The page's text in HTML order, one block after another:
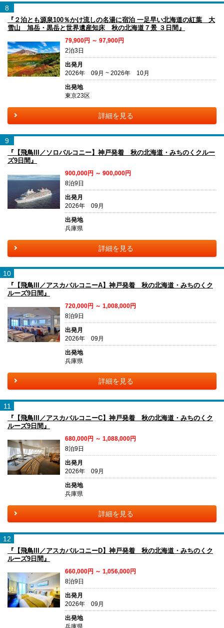
8
『２泊とも源泉100％かけ流しの名湯に宿泊 一足早い北海道の紅葉 大
雪山 旭岳・黒岳と世界遺産知床 秋の北海道７景 ３日間』
79,900円 ～ 97,900円
2泊3日
出発月
2026年 09月 ~ 2026年 10月
出発地
東京23区
詳細を見る
9
『【飛鳥III／ソロバルコニー】神戸発着 秋の北海道・みちのくクルー
ズ9日間』
900,000円 ～ 900,000円
8泊9日
出発月
2026年 09月
出発地
兵庫県
詳細を見る
10
『【飛鳥III／アスカバルコニーA】神戸発着 秋の北海道・みちのくク
ルーズ9日間』
720,000円 ～ 1,008,000円
8泊9日
出発月
2026年 09月
出発地
兵庫県
詳細を見る
11
『【飛鳥III／アスカバルコニーC】神戸発着 秋の北海道・みちのくク
ルーズ9日間』
680,000円 ～ 1,088,000円
8泊9日
出発月
2026年 09月
出発地
兵庫県
詳細を見る
12
『【飛鳥III／アスカバルコニーD】神戸発着 秋の北海道・みちのくク
ルーズ9日間』
660,000円 ～ 1,056,000円
8泊9日
出発月
2026年 09月
出発地
兵庫県